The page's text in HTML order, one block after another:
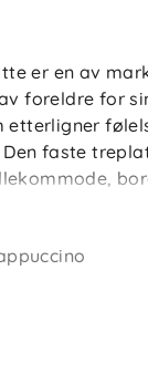
er en av
foreldre for
etterligner
faste
som gjør den
tilbehør.